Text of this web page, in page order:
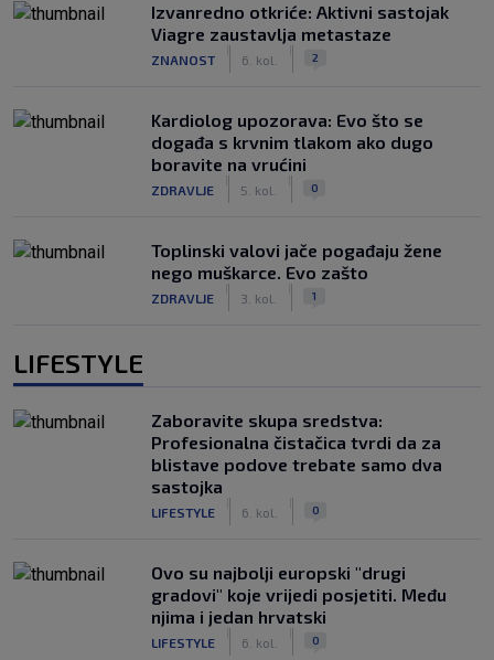
Izvanredno otkriće: Aktivni sastojak
Viagre zaustavlja metastaze
ZNANOST 6. kol. 2
Kardiolog upozorava: Evo što se
događa s krvnim tlakom ako dugo
boravite na vrućini
ZDRAVLJE 5. kol. 0
Toplinski valovi jače pogađaju žene
nego muškarce. Evo zašto
ZDRAVLJE 3. kol. 1
LIFESTYLE
Zaboravite skupa sredstva:
Profesionalna čistačica tvrdi da za
blistave podove trebate samo dva
sastojka
LIFESTYLE 6. kol. 0
Ovo su najbolji europski "drugi
gradovi" koje vrijedi posjetiti. Među
njima i jedan hrvatski
LIFESTYLE 6. kol. 0